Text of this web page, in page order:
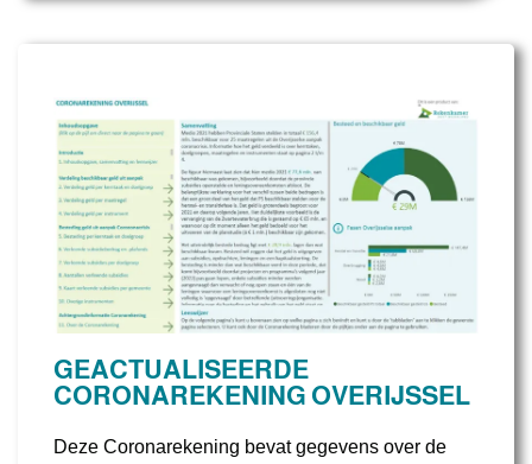
GEACTUALISEERDE
CORONAREKENING OVERIJSSEL
Deze Coronarekening bevat gegevens over de